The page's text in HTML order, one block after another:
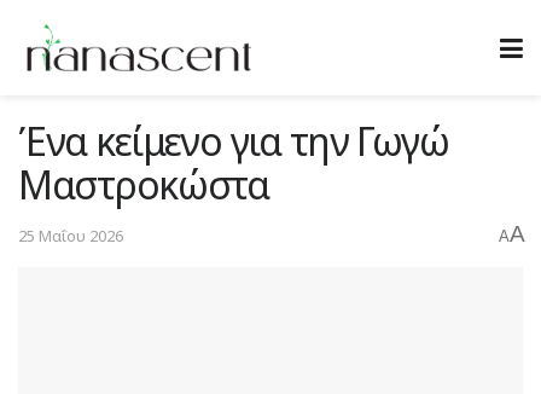
Ένα κείμενο για την Γωγώ
Μαστροκώστα
25 Μαΐου 2026 AA